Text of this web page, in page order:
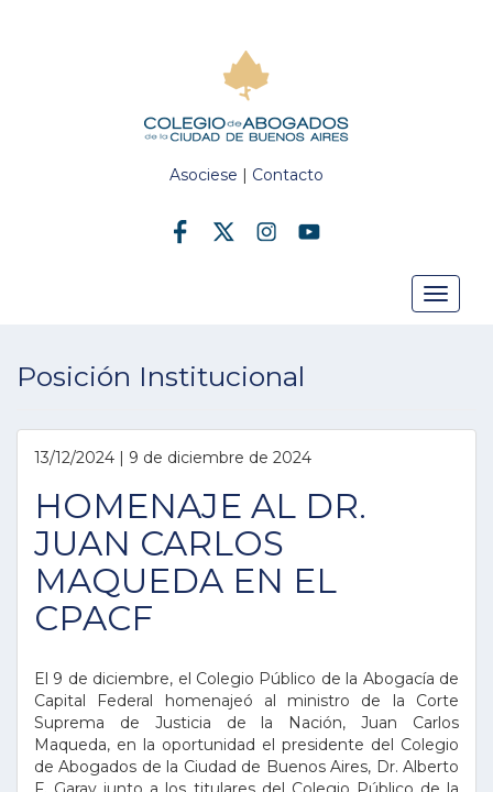
Asociese | Contacto
Toggle
Posición Institucional
13/12/2024 | 9 de diciembre de 2024
HOMENAJE AL DR.
JUAN CARLOS
MAQUEDA EN EL
CPACF
El 9 de diciembre, el Colegio Público de la Abogacía de
Capital Federal homenajeó al ministro de la Corte
Suprema de Justicia de la Nación, Juan Carlos
Maqueda, en la oportunidad el presidente del Colegio
de Abogados de la Ciudad de Buenos Aires, Dr. Alberto